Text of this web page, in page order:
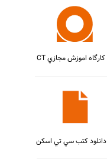
دانلود کتب سي تي اسکن
CT کارگاه اموزش مجازي